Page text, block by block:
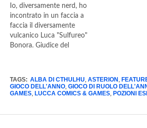
Io, diversamente nerd, ho
incontrato in un faccia a
faccia il diversamente
vulcanico Luca "Sulfureo"
Bonora. Giudice del
chiamato Viaggiare per
gioco, ex-improvvisatore
dei boardgame, comparsa
TAGS: ALBA DI CTHULHU ASTERION
GIOCO DELL'ANNO, GIOCO DI RUOLO
GAMES, LUCCA COMICS & GAMES, POZIONI